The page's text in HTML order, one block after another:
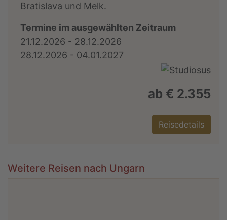
Bratislava und Melk.
Termine im ausgewählten Zeitraum
21.12.2026 - 28.12.2026
28.12.2026 - 04.01.2027
ab € 2.355
Reisedetails
Weitere Reisen nach Ungarn